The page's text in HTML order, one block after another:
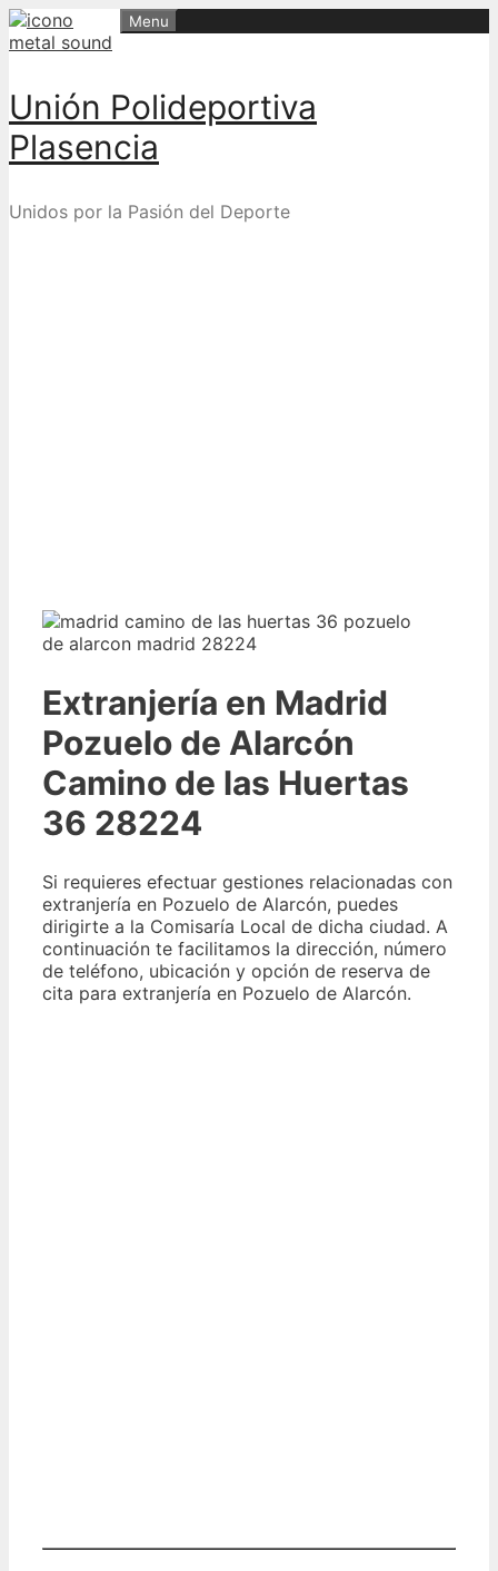
Skip
to
Unión Polideportiva
Plasencia
Unidos por la Pasión del Deporte
Menu
Extranjería en Madrid
Pozuelo de Alarcón
Camino de las Huertas
36 28224
Si requieres efectuar gestiones relacionadas con
extranjería en Pozuelo de Alarcón, puedes
dirigirte a la Comisaría Local de dicha ciudad. A
continuación te facilitamos la dirección, número
de teléfono, ubicación y opción de reserva de
cita para extranjería en Pozuelo de Alarcón.